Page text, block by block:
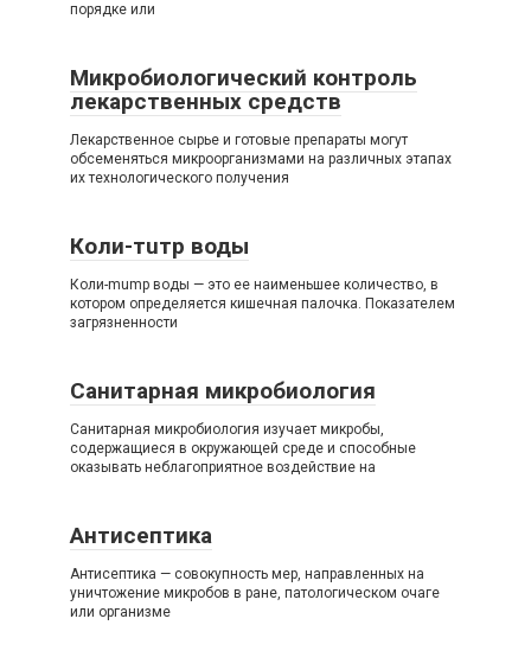
порядке или
Микробиологический контроль
лекарственных средств
Лекарственное сырье и готовые препараты могут
обсеменяться микроорганизмами на различных этапах
их технологического получения
Коли-тuтp воды
Коли-mump воды — это ее наименьшее количество, в
котором определяется кишечная палочка. Показателем
загрязненности
Санитарная микробиология
Санитарная микробиология изучает микробы,
содержащиеся в окружающей среде и способные
оказывать неблагоприятное воздействие на
Антисептика
Антисептика — совокупность мер, направленных на
уничтожение микробов в ране, патологическом очаге
или организме